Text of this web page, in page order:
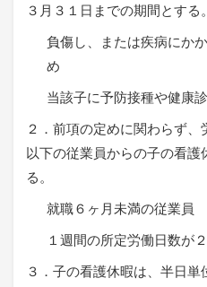
３月３１日までの期間とする。
負傷し、または疾病にか
め
当該子に予防接種や健康
２．前項の定めに関わらず
以下の従業員からの子の看護
る。
就職６ヶ月未満の従業員
１週間の所定労働日数が
３．子の看護休暇は、半日